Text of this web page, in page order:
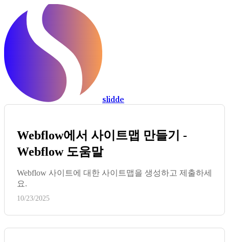
slidde
Webflow에서 사이트맵 만들기 -
Webflow 도움말
Webflow 사이트에 대한 사이트맵을 생성하고 제출하세
요.
10/23/2025